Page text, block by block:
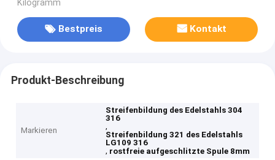
Kilogramm
Bestpreis Kontakt
Produkt-Beschreibung
Markieren
Streifenbildung des Edelstahls 304
316
,
Streifenbildung 321 des Edelstahls
LG109 316
, rostfreie aufgeschlitzte Spule 8mm